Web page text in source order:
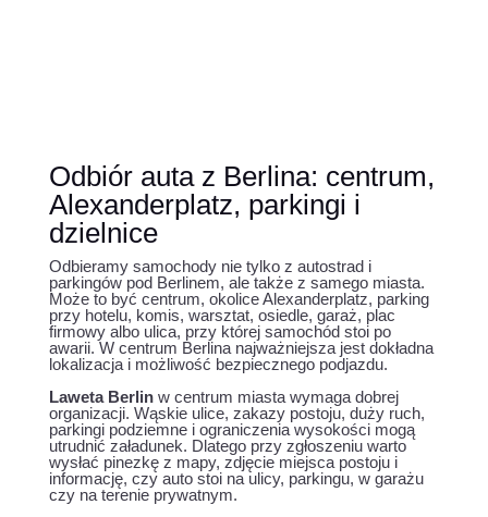
Odbiór auta z Berlina: centrum,
Alexanderplatz, parkingi i
dzielnice
Odbieramy samochody nie tylko z autostrad i
parkingów pod Berlinem, ale także z samego miasta.
Może to być centrum, okolice Alexanderplatz, parking
przy hotelu, komis, warsztat, osiedle, garaż, plac
firmowy albo ulica, przy której samochód stoi po
awarii. W centrum Berlina najważniejsza jest dokładna
lokalizacja i możliwość bezpiecznego podjazdu.
Laweta Berlinw centrum miasta wymaga dobrej
organizacji. Wąskie ulice, zakazy postoju, duży ruch,
parkingi podziemne i ograniczenia wysokości mogą
utrudnić załadunek. Dlatego przy zgłoszeniu warto
wysłać pinezkę z mapy, zdjęcie miejsca postoju i
informację, czy auto stoi na ulicy, parkingu, w garażu
czy na terenie prywatnym.